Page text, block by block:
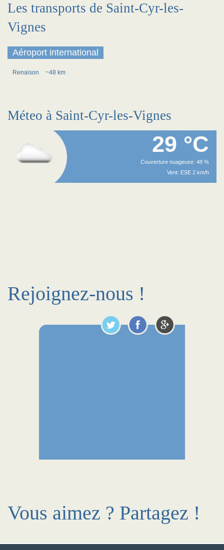
Les transports de Saint-Cyr-les-
Vignes
Aéroport international
Renaison ~48 km
Méteo à Saint-Cyr-les-Vignes
29 °C
Couverture nuageuse: 48 %
Vent: ESE 2 km/h
Rejoignez-nous !
Vous aimez ? Partagez !